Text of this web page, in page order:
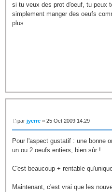
si tu veux des prot d'oeuf, tu peux
simplement manger des oeufs
plus
parjyerre » 25 Oct 2009 14:29
Pour l'aspect gustatif : une bonne
un ou 2 oeufs entiers, bien sûr !
C'est beaucoup + rentable
Maintenant, c'est vrai que les